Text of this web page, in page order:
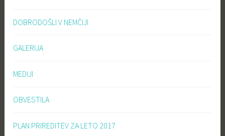
DOBRODOŠLI V NEMČIJI
GALERIJA
MEDIJI
OBVESTILA
PLAN PRIREDITEV ZA LETO 2017